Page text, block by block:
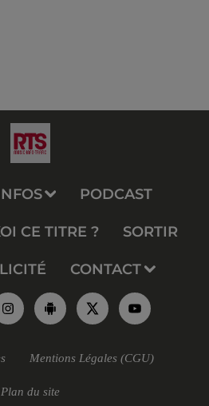
PODCAST
CE TITRE ? SORTIR
CONTACT
Mentions Légales (CGU)
Plan du site